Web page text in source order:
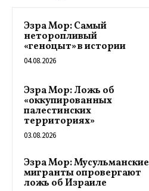
Эзра Мор: Самый
неторопливый
«геноцыт» в истории
04.08.2026
Эзра Мор: Ложь об
«оккупированных
палестинских
территориях»
03.08.2026
Эзра Мор: Мусульманские
мигранты опровергают
ложь об Израиле